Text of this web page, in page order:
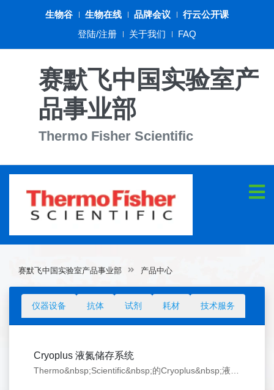
生物谷 生物在线 品牌会议
行云公开课
登陆/注册
关于我们 FAQ
赛默飞中国实验室产
品事业部
Thermo Fisher Scientific
赛默飞中国实验室产品事业部 产品中心
仪器设备 抗体 试剂 耗材 技术服务
Cryoplus 液氮储存系统